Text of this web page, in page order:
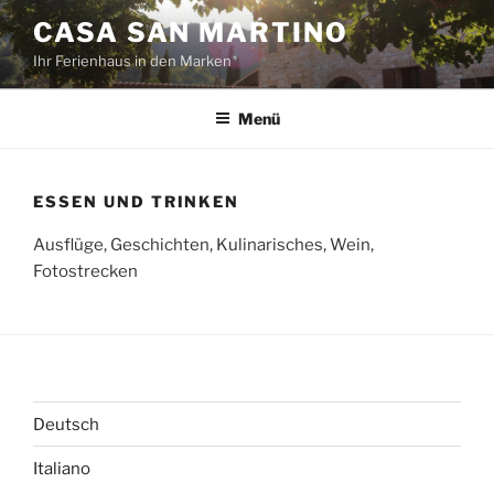
Zum
Inhalt
springen
CASA SAN MARTINO
Ihr Ferienhaus in den Marken
Menü
ESSEN UND TRINKEN
Ausflüge, Geschichten, Kulinarisches, Wein,
Fotostrecken
Deutsch
Italiano